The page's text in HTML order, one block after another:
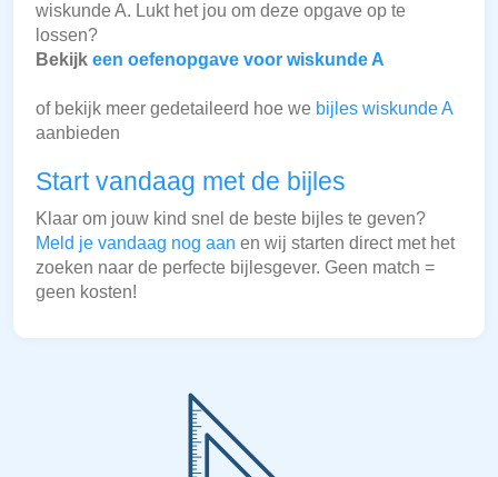
wiskunde A. Lukt het jou om deze opgave op te
lossen?
Bekijk een oefenopgave voor wiskunde A
of bekijk meer gedetaileerd hoe we bijles wiskunde A
aanbieden
Start vandaag met de bijles
Klaar om jouw kind snel de beste bijles te geven?
Meld je vandaag nog aan en wij starten direct met het
zoeken naar de perfecte bijlesgever. Geen match =
geen kosten!